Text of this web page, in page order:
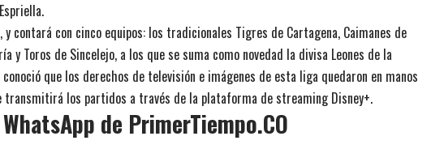
contará con cinco equipos: los tradicionales Tigres de Cartagena, Caimanes de
y Toros de Sincelejo, a los que se suma como novedad la divisa Leones de la
que los derechos de televisión e imágenes de esta liga quedaron en manos
transmitirá los partidos a través de la plataforma de streaming Disney+.
de PrimerTiempo.CO